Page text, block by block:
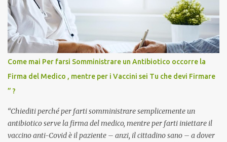
Come mai Per farsi Somministrare un Antibiotico occorre la
Firma del Medico , mentre per i Vaccini sei Tu che devi Firmare
” ?
“Chiediti perché per farti somministrare semplicemente un
antibiotico serve la firma del medico, mentre per farti iniettare il
vaccino anti-Covid è il paziente – anzi, il cittadino sano – a dover